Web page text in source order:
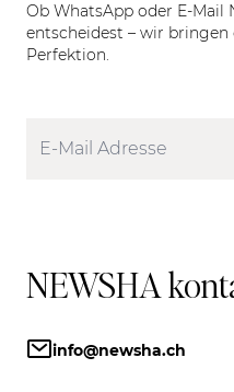
Ob WhatsApp oder E-Mail
entscheidest – wir bringen
Perfektion.
NEWSHA
info@newsha.ch